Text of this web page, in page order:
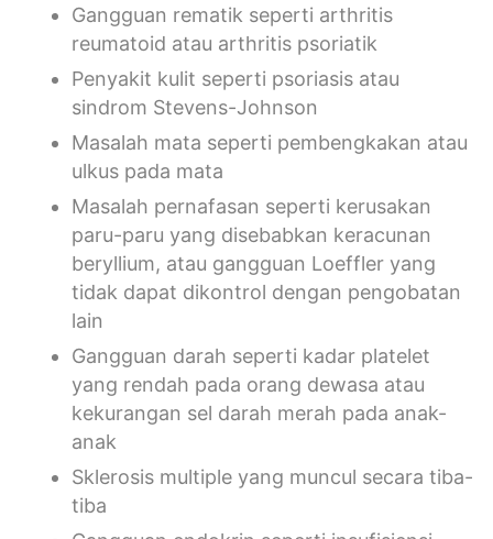
Gangguan rematik seperti arthritis
reumatoid atau arthritis psoriatik
Penyakit kulit seperti psoriasis atau
sindrom Stevens-Johnson
Masalah mata seperti pembengkakan atau
ulkus pada mata
Masalah pernafasan seperti kerusakan
paru-paru yang disebabkan keracunan
beryllium, atau gangguan Loeffler yang
tidak dapat dikontrol dengan pengobatan
lain
Gangguan darah seperti kadar platelet
yang rendah pada orang dewasa atau
kekurangan sel darah merah pada anak-
anak
Sklerosis multiple yang muncul secara tiba-
tiba